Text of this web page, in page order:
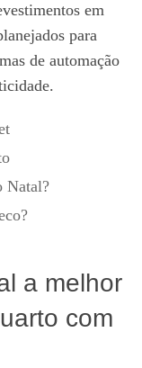
em
para
de automação
Natal?
a melhor
com